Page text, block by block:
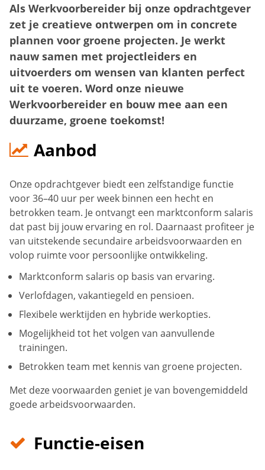
Als Werkvoorbereider bij onze opdrachtgever
zet je creatieve ontwerpen om in concrete
plannen voor groene projecten. Je werkt
nauw samen met projectleiders en
uitvoerders om wensen van klanten perfect
uit te voeren. Word onze nieuwe
Werkvoorbereider en bouw mee aan een
duurzame, groene toekomst!
Aanbod
Onze opdrachtgever biedt een zelfstandige functie
voor 36–40 uur per week binnen een hecht en
betrokken team. Je ontvangt een marktconform salaris
dat past bij jouw ervaring en rol. Daarnaast profiteer je
van uitstekende secundaire arbeidsvoorwaarden en
volop ruimte voor persoonlijke ontwikkeling.
Marktconform salaris op basis van ervaring.
Verlofdagen, vakantiegeld en pensioen.
Flexibele werktijden en hybride werkopties.
Mogelijkheid tot het volgen van aanvullende
trainingen.
Betrokken team met kennis van groene projecten.
Met deze voorwaarden geniet je van bovengemiddeld
goede arbeidsvoorwaarden.
Functie-eisen